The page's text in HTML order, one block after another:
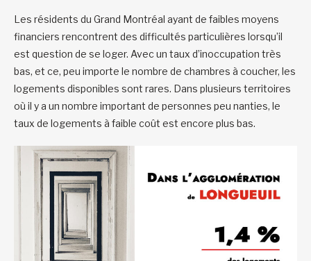
Les résidents du Grand Montréal ayant de faibles moyens
financiers rencontrent des difficultés particulières lorsqu’il
est question de se loger. Avec un taux d’inoccupation très
bas, et ce, peu importe le nombre de chambres à coucher, les
logements disponibles sont rares. Dans plusieurs territoires
où il y a un nombre important de personnes peu nanties, le
taux de logements à faible coût est encore plus bas.